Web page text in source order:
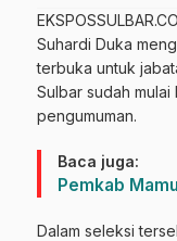
Suhardi Duka
terbuka untuk
Sulbar sudah
pengumuman.
Baca juga:
Pemkab
Dalam seleksi